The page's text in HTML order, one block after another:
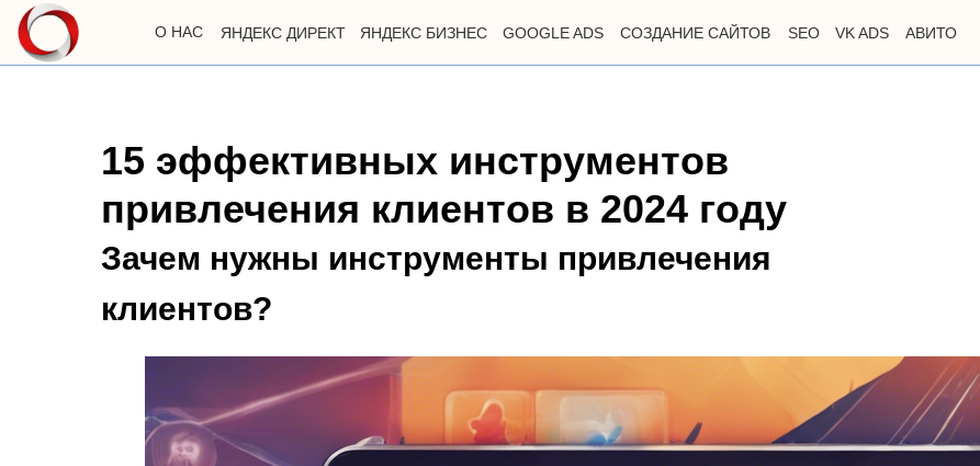
О НАС ЯНДЕКС ДИРЕКТ GOOGLE ADS СОЗДАНИЕ САЙТОВ SEO VK ADS АВИТО
ЯНДЕКС БИЗНЕС
15 эффективных инструментов
привлечения клиентов в 2024 году
Зачем нужны инструменты привлечения
клиентов?